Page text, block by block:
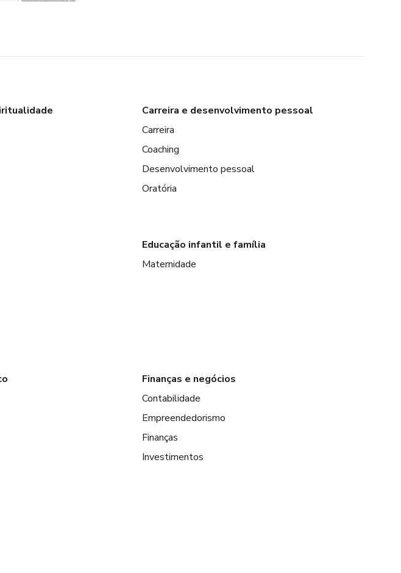
Carreira e desenvolvimento pessoal
Carreira
Coaching
Desenvolvimento pessoal
Oratória
Educação infantil e família
Maternidade
Finanças e negócios
Contabilidade
Empreendedorismo
Finanças
Investimentos